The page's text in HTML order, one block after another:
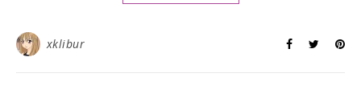
xklibur